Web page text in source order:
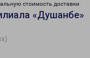
стоимость доставки.
«Душанбе»